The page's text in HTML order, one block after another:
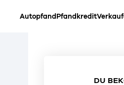
AutopfandPfandkredit
DU